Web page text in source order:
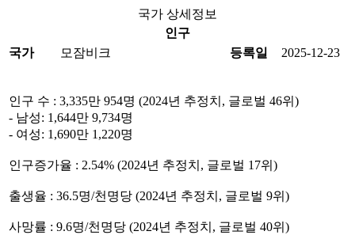
국가 상세정보
인구
국가
모잠비크 등록일 2025-12-23
인구 수 : 3,335만 954명 (2024년 추정치, 글로벌 46위)
- 남성: 1,644만 9,734명
- 여성: 1,690만 1,220명
인구증가율 : 2.54% (2024년 추정치, 글로벌 17위)
출생율 : 36.5명/천명당 (2024년 추정치, 글로벌 9위)
사망률 : 9.6명/천명당 (2024년 추정치, 글로벌 40위)